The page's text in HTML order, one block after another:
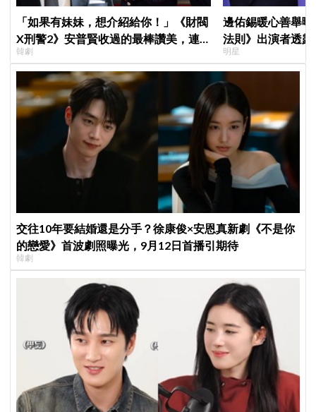
「如果有妹妹，想介紹給你！」《財閥
X刑警2》安普賢收過的最棒讚美，連
哥哥們都認證的好品格～
韓劇
邊佑錫暖心善舉
法則》出演者透
患者順利完成治療
明星
交往10年要結婚還是分手？徐康俊×安恩真新劇《不是你
的戀愛》首波劇照曝光，9月12日首播引期待
韓劇